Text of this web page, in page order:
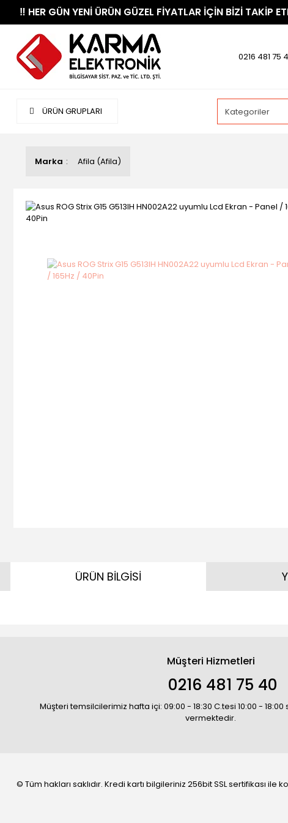
​‼️​ HER GÜN YENİ ÜRÜN GÜZEL FİYATLAR İÇİN BİZİ TAKİP
0216 481 75
ÜRÜN GRUPLARI
Marka Afila (Afila)
ÜRÜN BİLGİSİ
Müşteri Hizmetleri
0216 481 75 40
Müşteri temsilcilerimiz hafta içi: 09:00 - 18:30 C.tesi 10:00 -
vermektedir.
© Tüm hakları saklıdır. Kredi kartı bilgileriniz 256bit SSL sertifikası ile